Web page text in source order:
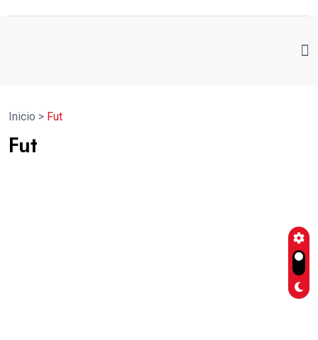
Inicio > Fut
Fut